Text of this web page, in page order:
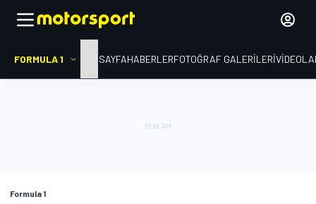
FORMULA 1 ANA SAYFAHABERLERFOTOĞRAF GALERILERI
Formula 1